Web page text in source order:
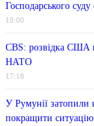
Господарського суду
18:00
CBS: розвідка США
НАТО
17:18
У Румунії затопили
покращити